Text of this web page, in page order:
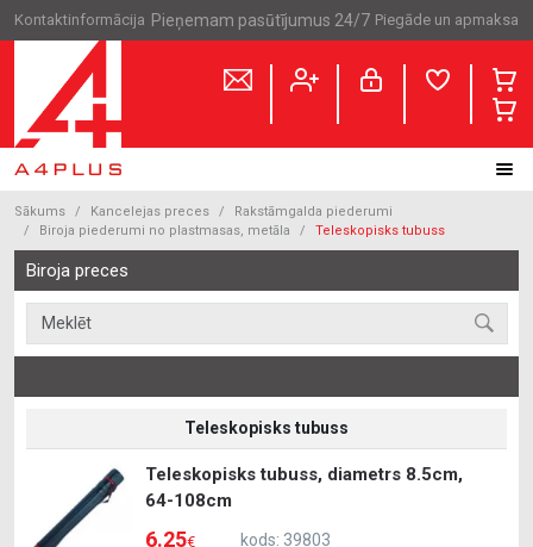
Kontaktinformācija Pieņemam pasūtījumus 24/7 Piegāde un apmaksa
Sākums Kancelejas preces
Rakstāmgalda piederumi
Biroja piederumi no plastmasas, metāla
Teleskopisks tubuss
Biroja preces
Teleskopisks tubuss
Teleskopisks tubuss, diametrs 8.5cm,
64-108cm
6.25€
kods: 39803